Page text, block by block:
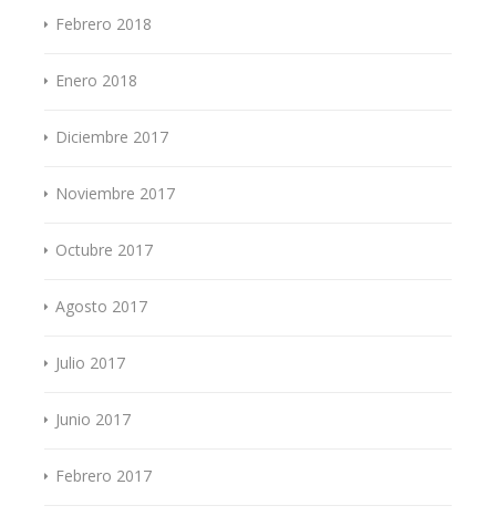
Febrero 2018
Enero 2018
Diciembre 2017
Noviembre 2017
Octubre 2017
Agosto 2017
Julio 2017
Junio 2017
Febrero 2017